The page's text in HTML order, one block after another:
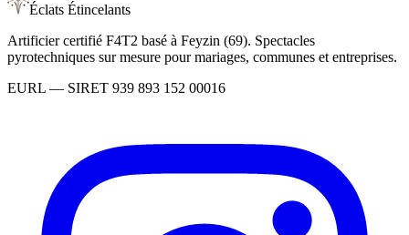
Éclats Étincelants
Artificier certifié F4T2 basé à Feyzin (69). Spectacles
pyrotechniques sur mesure pour mariages, communes et entreprises.
EURL — SIRET 939 893 152 00016